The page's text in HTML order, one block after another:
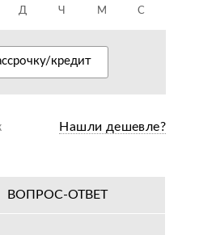
Д Ч М С
кредит
Нашли дешевле?
ВОПРОС-ОТВЕТ